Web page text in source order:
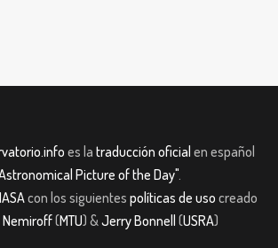
es la traducción oficial en español
Picture of the Day".
con los siguientes políticas de uso creado
(MTU) &Jerry Bonnell (USRA)